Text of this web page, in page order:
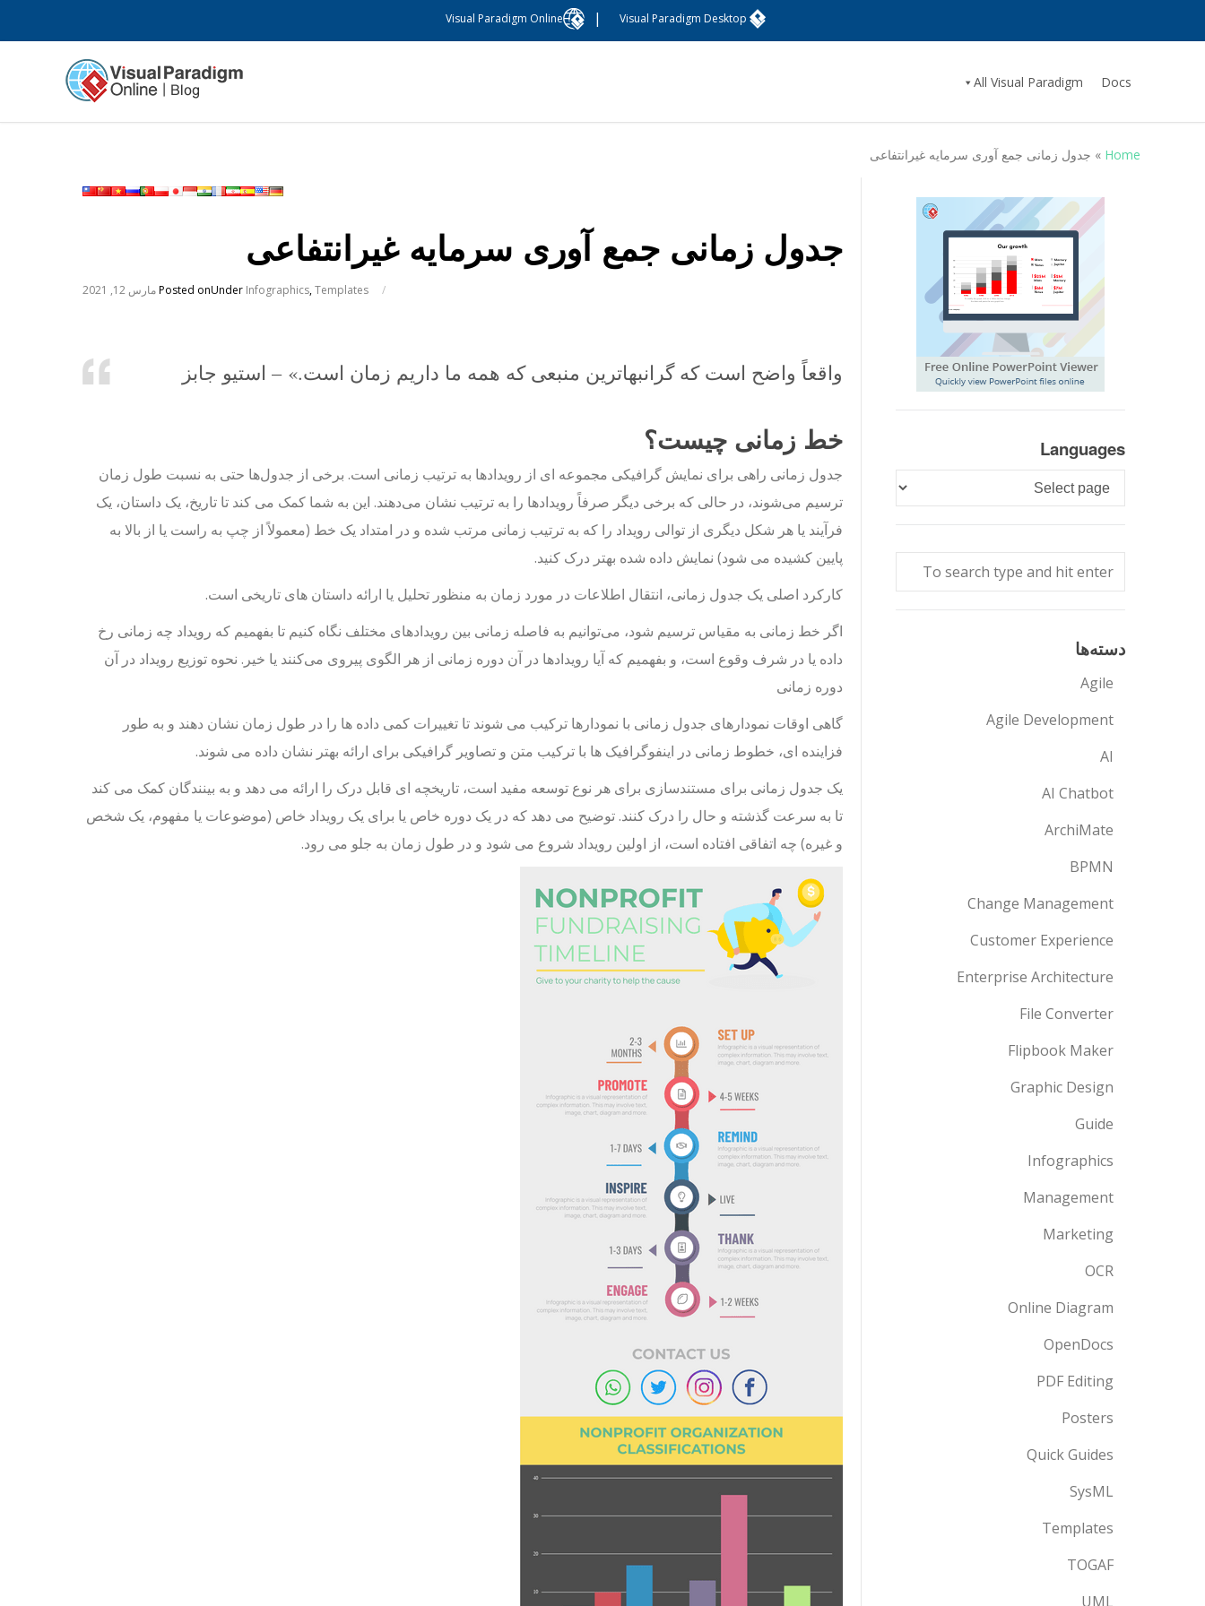
Visual Paradigm Desktop
|
Visual Paradigm Online
Docs
All Visual Paradigm
Home
» جدول زمانی جمع آوری سرمایه غیرانتفاعی
جدول زمانی جمع آوری سرمایه غیرانتفاعی
Posted onمارس 12, 2021 /
Under Infographics,Templates
واقعاً واضح است که گرانبهاترین منبعی که همه ما داریم زمان است.» – استیو جابز
خط زمانی چیست؟
جدول زمانی راهی برای نمایش گرافیکی مجموعه ای از رویدادها به ترتیب زمانی است. برخی از جدول‌ها حتی به نسبت طول زمان
ترسیم می‌شوند، در حالی که برخی دیگر صرفاً رویدادها را به ترتیب نشان می‌دهند. این به شما کمک می کند تا تاریخ، یک داستان، یک
فرآیند یا هر شکل دیگری از توالی رویداد را که به ترتیب زمانی مرتب شده و در امتداد یک خط (معمولاً از چپ به راست یا از بالا به
پایین کشیده می شود) نمایش داده شده بهتر درک کنید.
کارکرد اصلی یک جدول زمانی، انتقال اطلاعات در مورد زمان به منظور تحلیل یا ارائه داستان های تاریخی است.
اگر خط زمانی به مقیاس ترسیم شود، می‌توانیم به فاصله زمانی بین رویدادهای مختلف نگاه کنیم تا بفهمیم که رویداد چه زمانی رخ
داده یا در شرف وقوع است، و بفهمیم که آیا رویدادها در آن دوره زمانی از هر الگوی پیروی می‌کنند یا خیر. نحوه توزیع رویداد در آن
دوره زمانی
گاهی اوقات نمودارهای جدول زمانی با نمودارها ترکیب می شوند تا تغییرات کمی داده ها را در طول زمان نشان دهند و به طور
فزاینده ای، خطوط زمانی در اینفوگرافیک ها با ترکیب متن و تصاویر گرافیکی برای ارائه بهتر نشان داده می شوند.
یک جدول زمانی برای مستندسازی برای هر نوع توسعه مفید است، تاریخچه ای قابل درک را ارائه می دهد و به بینندگان کمک می کند
تا به سرعت گذشته و حال را درک کنند. توضیح می دهد که در یک دوره خاص یا برای یک رویداد خاص (موضوعات یا مفهوم، یک شخص
و غیره) چه اتفاقی افتاده است، از اولین رویداد شروع می شود و در طول زمان به جلو می رود.
Languages
Languages
دسته‌ها
Agile
Agile Development
AI
AI Chatbot
ArchiMate
BPMN
Change Management
Customer Experience
Enterprise Architecture
File Converter
Flipbook Maker
Graphic Design
Guide
Infographics
Management
Marketing
OCR
Online Diagram
OpenDocs
PDF Editing
Posters
Quick Guides
SysML
Templates
TOGAF
UML